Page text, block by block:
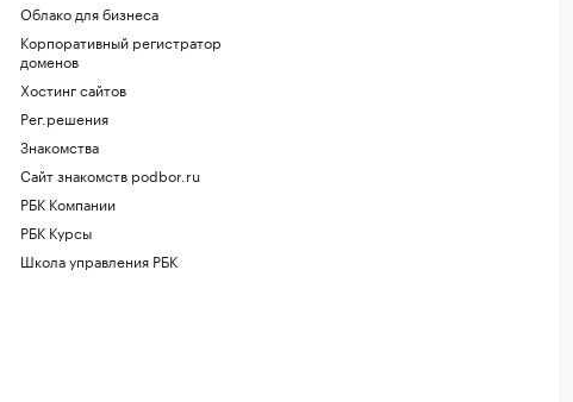
Облако для бизнеса
Корпоративный регистратор
доменов
Хостинг сайтов
Рег.решения
Знакомства
Сайт знакомств podbor.ru
РБК Компании
РБК Курсы
Школа управления РБК